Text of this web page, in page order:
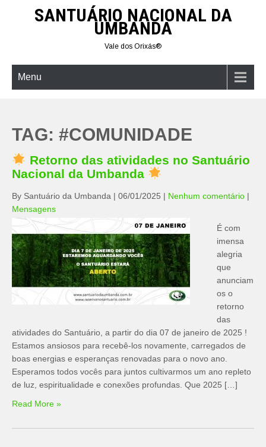
SANTUÁRIO NACIONAL DA
UMBANDA
Vale dos Orixás®
Menu
TAG: #COMUNIDADE
Retorno das atividades no Santuário
Nacional da Umbanda
By Santuário da Umbanda | 06/01/2025 | Nenhum comentário |
Mensagens
É com
imensa
alegria
que
anunciam
os o
retorno
das
atividades do Santuário, a partir do dia 07 de janeiro de 2025 !
Estamos ansiosos para recebê-los novamente, carregados de
boas energias e esperanças renovadas para o novo ano.
Esperamos todos vocês para juntos cultivarmos um ano repleto
de luz, espiritualidade e conexões profundas. Que 2025 […]
Read More »